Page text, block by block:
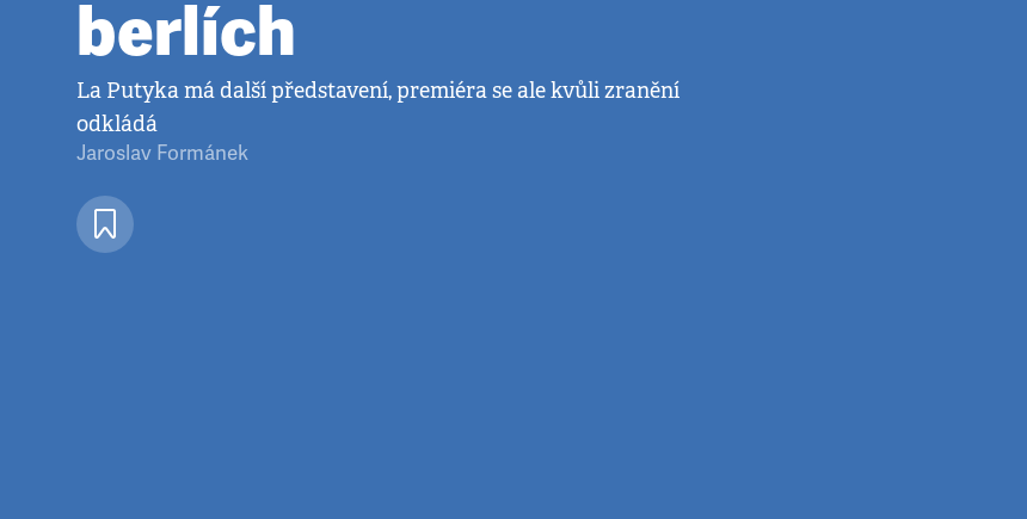
berlích
La Putyka má další představení, premiéra se ale kvůli zranění
odkládá
Jaroslav Formánek